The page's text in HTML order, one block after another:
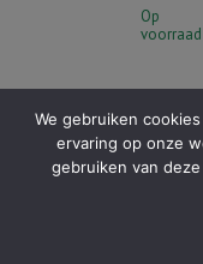
Op
voorraad
We gebruiken
ervaring op onze
gebruiken van